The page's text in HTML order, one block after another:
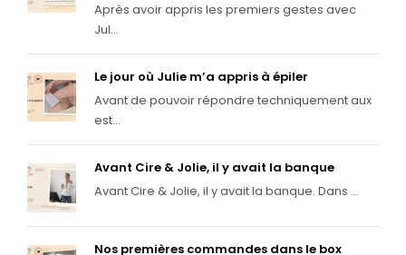
Après avoir appris les premiers gestes avec
Jul...
Le jour où Julie m’a appris à épiler
Avant de pouvoir répondre techniquement aux
est...
Avant Cire & Jolie, il y avait la banque
Avant Cire & Jolie, il y avait la banque. Dans ...
Nos premières commandes dans le box